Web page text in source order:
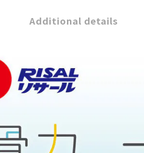
Additional details